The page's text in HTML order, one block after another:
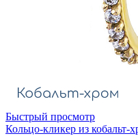
Быстрый просмотр
Кольцо-кликер из